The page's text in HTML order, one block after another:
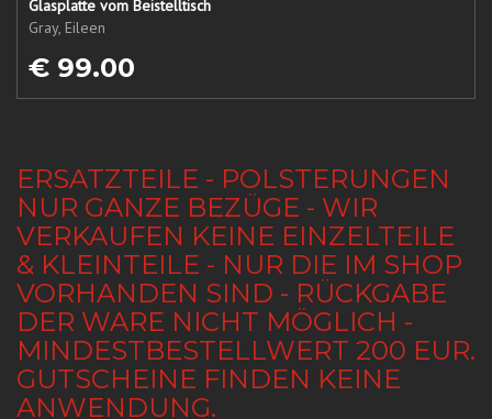
Glasplatte vom Beistelltisch
Gray, Eileen
€ 99.00
ERSATZTEILE - POLSTERUNGEN
NUR GANZE BEZÜGE - WIR
VERKAUFEN KEINE EINZELTEILE
& KLEINTEILE - NUR DIE IM SHOP
VORHANDEN SIND - RÜCKGABE
DER WARE NICHT MÖGLICH -
MINDESTBESTELLWERT 200 EUR.
GUTSCHEINE FINDEN KEINE
ANWENDUNG.